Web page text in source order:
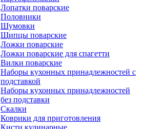
Лопатки поварские
Половники
Шумовки
Щипцы поварские
Ложки поварские
Ложки поварские для спагетти
Вилки поварские
Наборы кухонных принадлежностей с
подставкой
Наборы кухонных принадлежностей
без подставки
Скалки
Коврики для приготовления
Кисти кулинарные